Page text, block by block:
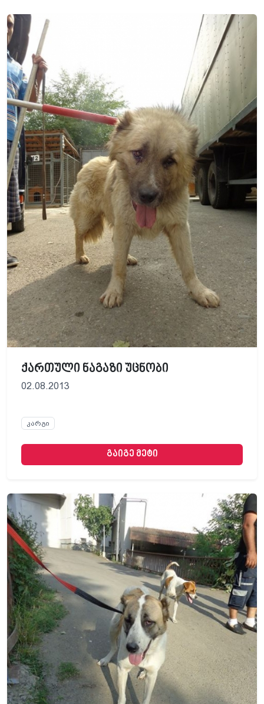
ქართული ნაგაზი უცნობი
02.08.2013
კარგი
გაიგე მეტი